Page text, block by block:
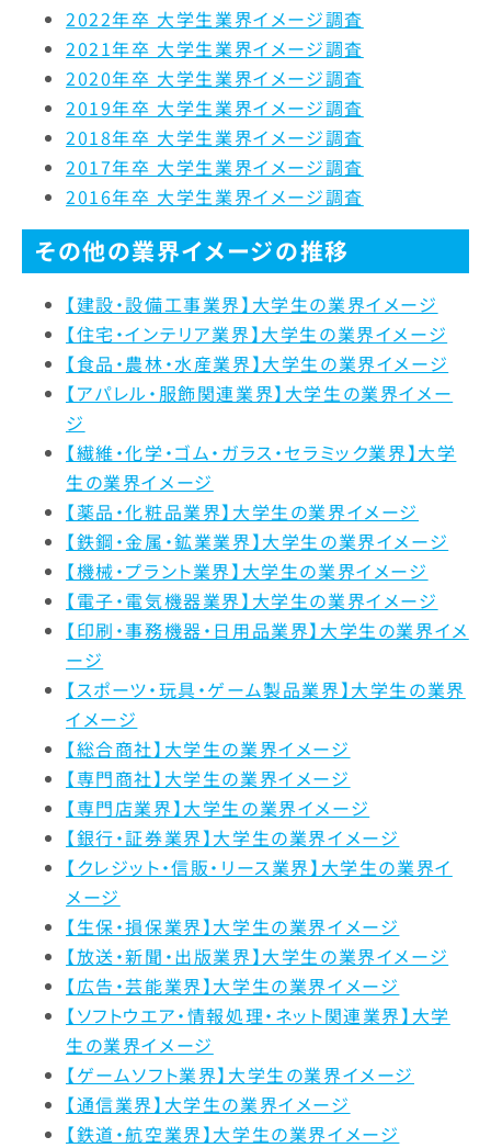
女性の活躍 9.9% 19.7%
福利厚生制度 3.9% 3.9%
定着率 13.8% 5.9%
社会全体への影響力 3.7% 1.9%
人の役に立つ 2.1% 2.2%
実力主義・能力主義 3.1% 2.2%
仕事の魅力 8.6% 14.7%
自己成長 3.7% 3.0%
人材の質 1.0% 1.9%
明るさ・楽しさ 6.8% 7.8% 9.6%
職場の人間関係
給与・待遇 7.0% 5.3% 6.8%
休日・休暇・
労働時間
13.3% 14.1%
女性の活躍 14.6% 24.4%
福利厚生制度
定着率
2022年卒 大学生業界イメージ調査
2021年卒 大学生業界イメージ調査
2020年卒 大学生業界イメージ調査
2019年卒 大学生業界イメージ調査
2018年卒 大学生業界イメージ調査
2017年卒 大学生業界イメージ調査
2016年卒 大学生業界イメージ調査
その他の業界イメージの推移
【建設・設備工事業界】大学生の業界イメージ
【住宅・インテリア業界】大学生の業界イメージ
【食品・農林・水産業界】大学生の業界イメージ
【アパレル・服飾関連業界】大学生の業界イメー
ジ
【繊維・化学・ゴム・ガラス・セラミック業界】大学
生の業界イメージ
【薬品・化粧品業界】大学生の業界イメージ
【鉄鋼・金属・鉱業業界】大学生の業界イメージ
【機械・プラント業界】大学生の業界イメージ
【電子・電気機器業界】大学生の業界イメージ
【印刷・事務機器・日用品業界】大学生の業界イメ
ージ
【スポーツ・玩具・ゲーム製品業界】大学生の業界
イメージ
【総合商社】大学生の業界イメージ
【専門商社】大学生の業界イメージ
【専門店業界】大学生の業界イメージ
【銀行・証券業界】大学生の業界イメージ
【クレジット・信販・リース業界】大学生の業界イ
メージ
【生保・損保業界】大学生の業界イメージ
【放送・新聞・出版業界】大学生の業界イメージ
【広告・芸能業界】大学生の業界イメージ
【ソフトウエア・情報処理・ネット関連業界】大学
生の業界イメージ
【ゲームソフト業界】大学生の業界イメージ
【通信業界】大学生の業界イメージ
【鉄道・航空業界】大学生の業界イメージ